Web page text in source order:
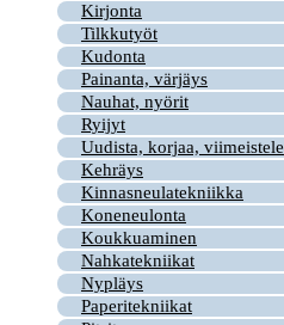
Kirjonta
Tilkkutyöt
Kudonta
Painanta, värjäys
Nauhat, nyörit
Ryijyt
Uudista, korjaa, viimeistele
Kehräys
Kinnasneulatekniikka
Koneneulonta
Koukkuaminen
Nahkatekniikat
Nypläys
Paperitekniikat